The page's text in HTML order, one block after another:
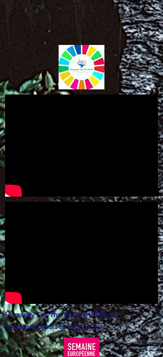
Humanity For The World (HFTW) est
soutenue dans ses actions par :